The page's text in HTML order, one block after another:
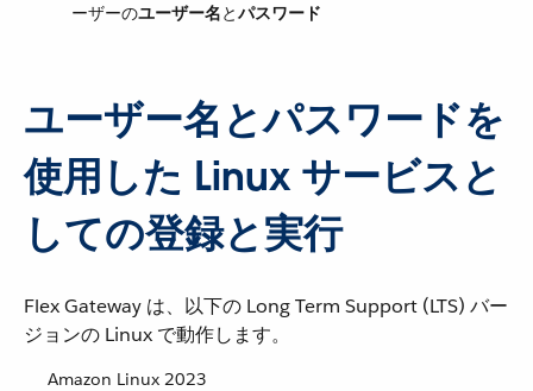
ーザーの​ユーザー名​と​パスワード
ユーザー名とパスワードを
使用した Linux サービスと
しての登録と実行
Flex Gateway は、以下の Long Term Support (LTS) バー
ジョンの Linux で動作します。
Amazon Linux 2023